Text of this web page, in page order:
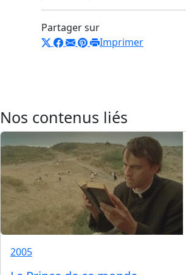
Partager sur
Imprimer
Nos contenus liés
2005